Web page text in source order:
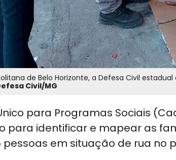
de Belo Horizonte, a Defesa Civil
Civil/MG
para Programas Sociais
para identificar e mapear as
pessoas em situação de rua no